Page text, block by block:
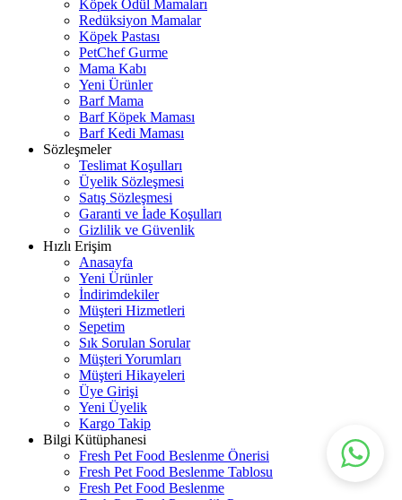
Köpek Ödül Mamaları
Redüksiyon Mamalar
Köpek Pastası
PetChef Gurme
Mama Kabı
Yeni Ürünler
Barf Mama
Barf Köpek Maması
Barf Kedi Maması
Sözleşmeler
Teslimat Koşulları
Üyelik Sözleşmesi
Satış Sözleşmesi
Garanti ve İade Koşulları
Gizlilik ve Güvenlik
Hızlı Erişim
Anasayfa
Yeni Ürünler
İndirimdekiler
Müşteri Hizmetleri
Sepetim
Sık Sorulan Sorular
Müşteri Yorumları
Müşteri Hikayeleri
Üye Girişi
Yeni Üyelik
Kargo Takip
Bilgi Kütüphanesi
Fresh Pet Food Beslenme Önerisi
Fresh Pet Food Beslenme Tablosu
Fresh Pet Food Beslenme